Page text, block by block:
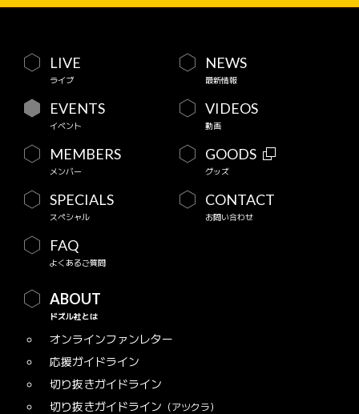
LIVE
ライブ
NEWS
最新情報
EVENTS
イベント
VIDEOS
動画
MEMBERS
メンバー
GOODS
グッズ
SPECIALS
スペシャル
CONTACT
お問い合わせ
FAQ
よくあるご質問
ABOUT
ドズル社とは
オンラインファンレター
応援ガイドライン
切り抜きガイドライン
切り抜きガイドライン （アツクラ）